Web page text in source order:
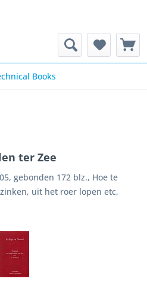
Books
ter Zee
gebonden 172 blz., Hoe te
uit het roer lopen etc,